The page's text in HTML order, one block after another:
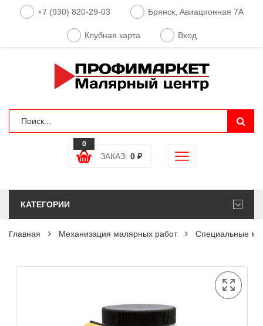
+7 (930) 820-29-03 Брянск, Авиационная 7А
Клубная карта Вход
0
ЗАКАЗ: 0 ₽
КАТЕГОРИИ
Главная Механизация малярных работ Специальные